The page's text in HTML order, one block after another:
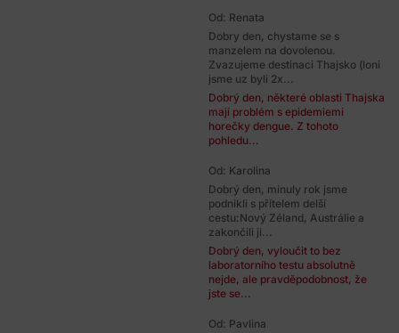
Od: Renata
Dobry den, chystame se s
manzelem na dovolenou.
Zvazujeme destinaci Thajsko (loni
jsme uz byli 2x...
Dobrý den, některé oblasti Thajska
mají problém s epidemiemi
horečky dengue. Z tohoto
pohledu...
Od: Karolina
Dobrý den, minuly rok jsme
podnikli s přítelem delší
cestu:Nový Zéland, Austrálie a
zakončili ji...
Dobrý den, vyloučit to bez
laboratorního testu absolutně
nejde, ale pravděpodobnost, že
jste se...
Od: Pavlina